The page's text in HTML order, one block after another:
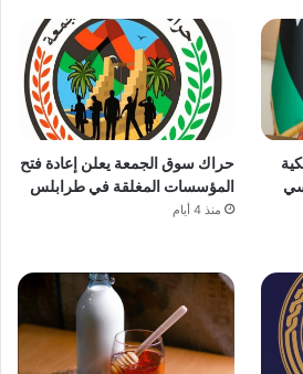
حراك سوق الجمعة يعلن إعادة فتح
المؤسسات المغلقة في طرابلس
منذ 4 أيام